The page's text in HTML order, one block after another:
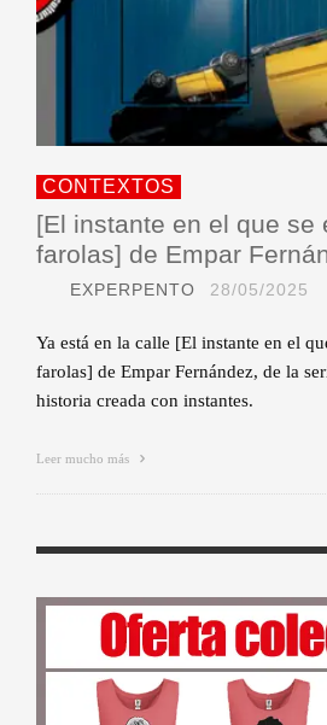
CONTEXTOS
[El instante en el que se
farolas] de Empar
EXPERPENTO 28/05/2025
Ya está en la calle [El instante en el
farolas] de Empar Fernández, de la
historia creada con instantes.
Leer mucho más